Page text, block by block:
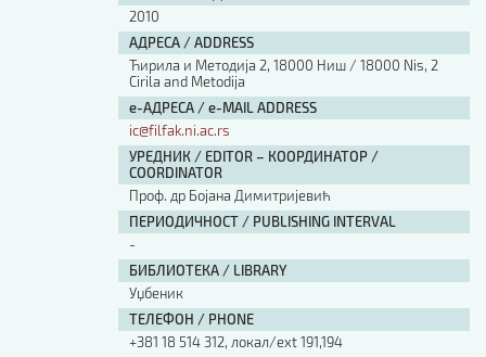
Шаблон прве стране и импресума [B5, лат]
Шаблон прве стране и импресума [B5, енг]
Етички кодекс
ПРЕТРАГА ИЗДАЊА
Наслов или део наслова
2010
АДРЕСА / ADDRESS
Ћирила и Методија 2, 18000 Ниш / 18000 Nis, 2
Cirila and Metodija
е-АДРЕСА / e-MAIL ADDRESS
ic@filfak.ni.ac.rs
УРЕДНИК / EDITOR – КООРДИНАТОР /
COORDINATOR
Проф. др Бојана Димитријевић
ПЕРИОДИЧНОСТ / PUBLISHING INTERVAL
-
БИБЛИОТЕКА / LIBRARY
Уџбеник
ТЕЛЕФОН / PHONE
+381 18 514 312, локал/ext 191,194